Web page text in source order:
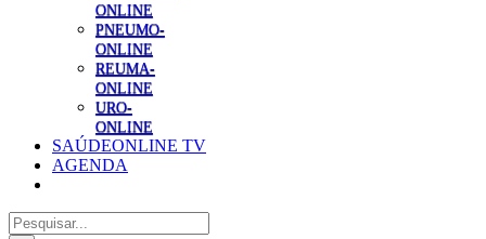
ONLINE
PNEUMO-
ONLINE
REUMA-
ONLINE
URO-
ONLINE
SAÚDEONLINE TV
AGENDA
Pesquisar